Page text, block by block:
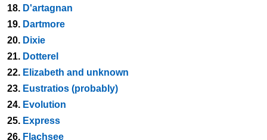
18. D'artagnan
19. Dartmore
20. Dixie
21. Dotterel
22. Elizabeth and unknown
23. Eustratios (probably)
24. Evolution
25. Express
26. Flachsee